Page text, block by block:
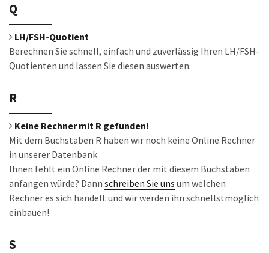
Q
LH/FSH-Quotient
Berechnen Sie schnell, einfach und zuverlässig Ihren LH/FSH-
Quotienten und lassen Sie diesen auswerten.
R
Keine Rechner mit R gefunden!
Mit dem Buchstaben R haben wir noch keine Online Rechner
in unserer Datenbank.
Ihnen fehlt ein Online Rechner der mit diesem Buchstaben
anfangen würde? Dann schreiben Sie uns um welchen
Rechner es sich handelt und wir werden ihn schnellstmöglich
einbauen!
S